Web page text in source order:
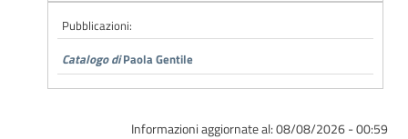
Pubblicazioni:
Catalogo diPaola Gentile
Informazioni aggiornate al: 08/08/2026 - 00:59